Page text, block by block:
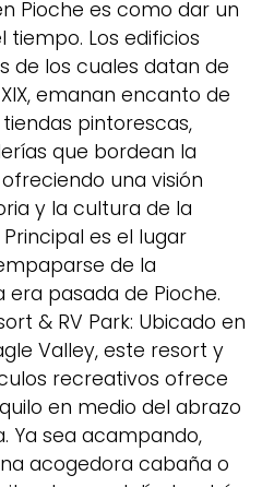
Pioche es como dar un
tiempo. Los edificios
de los cuales datan de
emanan encanto de
pintorescas,
que bordean la
una visión
y la cultura de la
es el lugar
de la
pasada de Pioche.
& RV Park: Ubicado en
Valley, este resort y
recreativos ofrece
en medio del abrazo
Ya sea acampando,
acogedora cabaña o